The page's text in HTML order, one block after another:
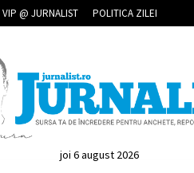
VIP @ JURNALIST POLITICA ZILEI
joi 6 august 2026